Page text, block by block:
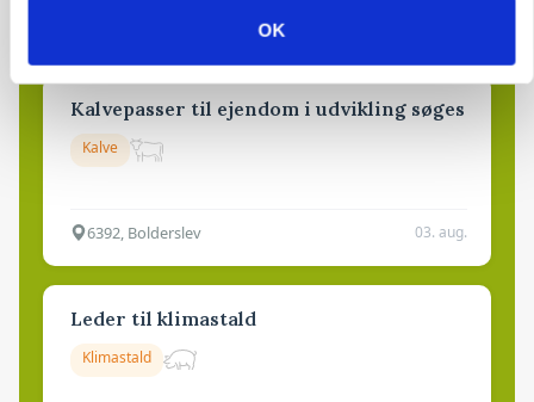
OK
Kalvepasser til ejendom i udvikling søges
Kalve
6392, Bolderslev 03. aug.
Leder til klimastald
Klimastald